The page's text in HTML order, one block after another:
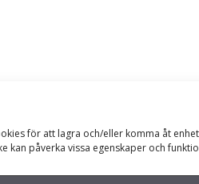
för att lagra och/eller komma åt
kan påverka vissa egenskaper och